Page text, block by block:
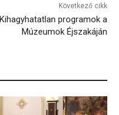
Következő cikk
Kihagyhatatlan programok a
Múzeumok Éjszakáján